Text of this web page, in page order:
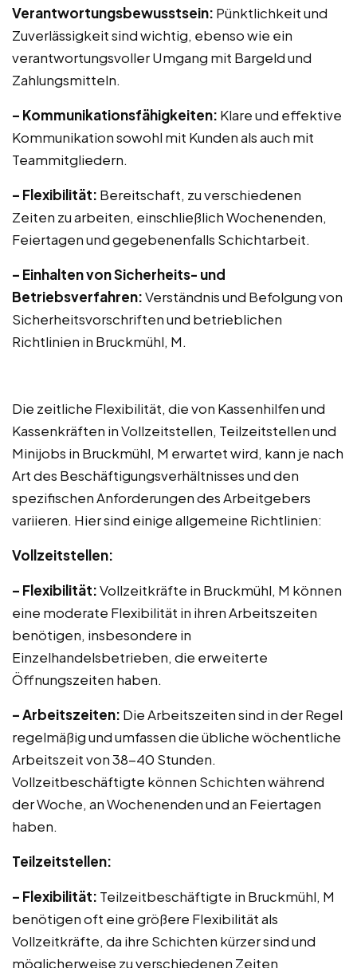
Verantwortungsbewusstsein: Pünktlichkeit und
Zuverlässigkeit sind wichtig, ebenso wie ein
verantwortungsvoller Umgang mit Bargeld und
Zahlungsmitteln.
– Kommunikationsfähigkeiten: Klare und effektive
Kommunikation sowohl mit Kunden als auch mit
Teammitgliedern.
– Flexibilität: Bereitschaft, zu verschiedenen
Zeiten zu arbeiten, einschließlich Wochenenden,
Feiertagen und gegebenenfalls Schichtarbeit.
– Einhalten von Sicherheits- und
Betriebsverfahren:Verständnis und Befolgung von
Sicherheitsvorschriften und betrieblichen
Richtlinien in Bruckmühl, M.
Die zeitliche Flexibilität, die von Kassenhilfen und
Kassenkräften in Vollzeitstellen, Teilzeitstellen und
Minijobs in Bruckmühl, M erwartet wird, kann je nach
Art des Beschäftigungsverhältnisses und den
spezifischen Anforderungen des Arbeitgebers
variieren. Hier sind einige allgemeine Richtlinien:
Vollzeitstellen:
– Flexibilität:Vollzeitkräfte in Bruckmühl, M können
eine moderate Flexibilität in ihren Arbeitszeiten
benötigen, insbesondere in
Einzelhandelsbetrieben, die erweiterte
Öffnungszeiten haben.
– Arbeitszeiten: Die Arbeitszeiten sind in der Regel
regelmäßig und umfassen die übliche wöchentliche
Arbeitszeit von 38-40 Stunden.
Vollzeitbeschäftigte können Schichten während
der Woche, an Wochenenden und an Feiertagen
haben.
Teilzeitstellen:
– Flexibilität: Teilzeitbeschäftigte in Bruckmühl, M
benötigen oft eine größere Flexibilität als
Vollzeitkräfte, da ihre Schichten kürzer sind und
möglicherweise zu verschiedenen Zeiten